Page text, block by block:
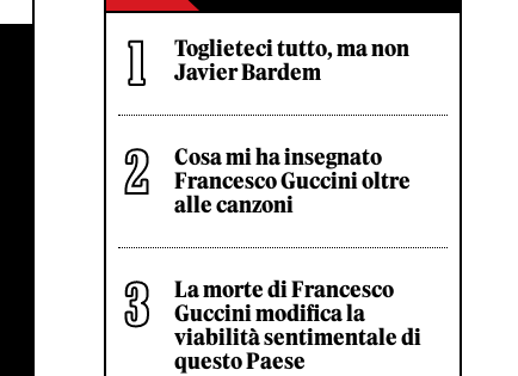
Toglieteci tutto, ma non
Javier Bardem
Cosa mi ha insegnato
Francesco Guccini oltre
alle canzoni
La morte di Francesco
Guccini modifica la
viabilità sentimentale di
questo Paese